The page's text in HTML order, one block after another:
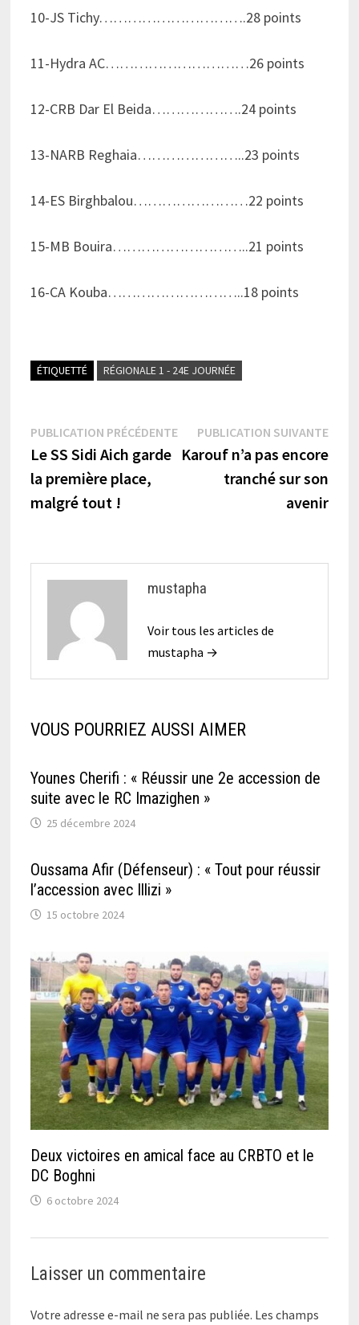
10-JS Tichy………………………….28 points
11-Hydra AC…………………………26 points
12-CRB Dar El Beida……………….24 points
13-NARB Reghaia…………………..23 points
14-ES Birghbalou……………………22 points
15-MB Bouira………………………..21 points
16-CA Kouba………………………..18 points
ÉTIQUETTÉ RÉGIONALE 1 - 24E JOURNÉE
Navigation
de
l’article
PUBLICATION PRÉCÉDENTEPublication
précédente :
Le SS Sidi Aich garde
la première place,
malgré tout !
PUBLICATION SUIVANTE
Karouf n’a pas encore
tranché sur son
avenir
mustapha
Voir tous les articles de
mustapha →
VOUS POURRIEZ AUSSI AIMER
Younes Cherifi : « Réussir une 2e accession de
suite avec le RC Imazighen »
25 décembre 2024
Oussama Afir (Défenseur) : « Tout pour réussir
l’accession avec Illizi »
15 octobre 2024
Deux victoires en amical face au CRBTO et le
DC Boghni
6 octobre 2024
Laisser un commentaire
Votre adresse e-mail ne sera pas publiée. Les champs